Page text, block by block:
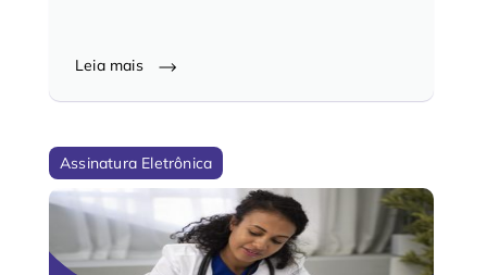
Leia mais
Assinatura Eletrônica